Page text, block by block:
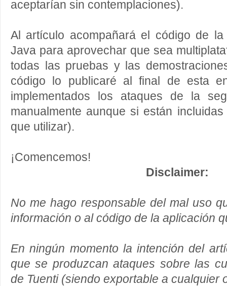
aceptarían sin contemplaciones).
Al artículo acompañará el código de
Java para aprovechar que sea
todas las pruebas y las
código lo publicaré al final de esta
implementados los ataques de la
manualmente aunque si están
que utilizar).
¡Comencemos!
Disclaimer:
No me hago responsable del mal uso
información o al código de la aplicación
En ningún momento la intención del
que se produzcan ataques sobre las
de Tuenti (siendo exportable a cualquier